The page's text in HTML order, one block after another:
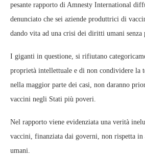
pesante rapporto di Amnesty International
denunciato che sei aziende produttrici di
dando vita ad una crisi dei diritti umani senza
I giganti in questione, si rifiutano
proprietà intellettuale e di non condividere la
nella maggior parte dei casi, non daranno
vaccini negli Stati più poveri.
Nel rapporto viene evidenziata una verità
vaccini, finanziata dai governi, non rispetta
umani.